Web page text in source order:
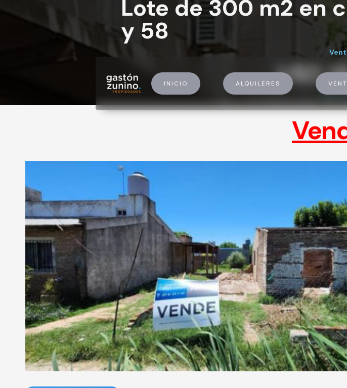
Lote de 300 m2 en
y 58
U$D
U$D
INICIO ALQUILERES